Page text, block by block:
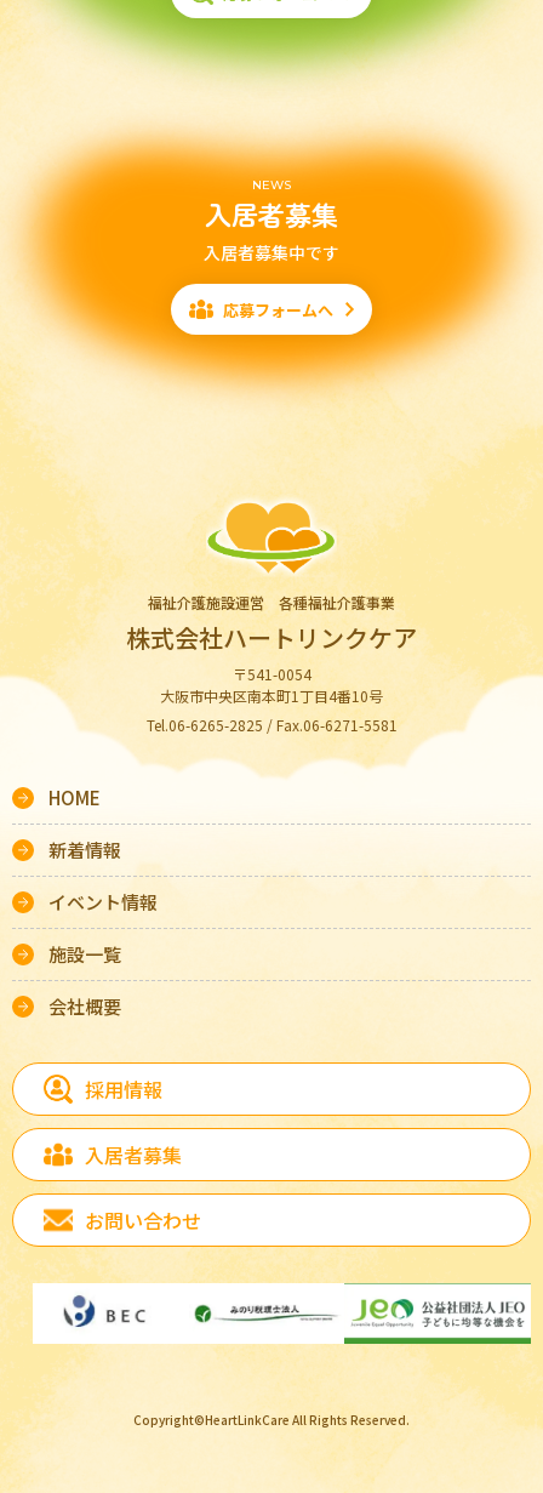
NEWS
入居者募集
入居者募集中です
応募フォームへ
福祉介護施設運営 各種福祉介護事業
株式会社ハートリンクケア
〒541-0054
大阪市中央区南本町1丁目4番10号
Tel.06-6265-2825 / Fax.06-6271-5581
HOME
新着情報
イベント情報
施設一覧
会社概要
採用情報
入居者募集
お問い合わせ
Copyright©HeartLinkCare All Rights Reserved.